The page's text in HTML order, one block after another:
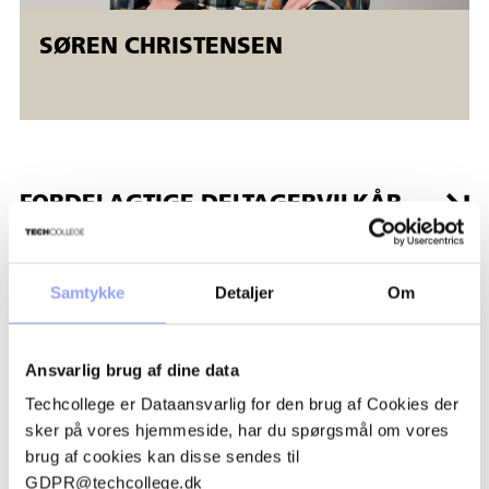
Samtykke Detaljer Om
Ansvarlig brug af dine data
Techcollege er Dataansvarlig for den brug af Cookies der
sker på vores hjemmeside, har du spørgsmål om vores
brug af cookies kan disse sendes til
GDPR@techcollege.dk
SØREN CHRISTENSEN
FORDELAGTIGE DELTAGERVILKÅR
TILSKUD OG ØKONOMI
TILMELDINGSPROCEDURE
BETALINGSBETINGELSER OG
AFBUDSREGLER